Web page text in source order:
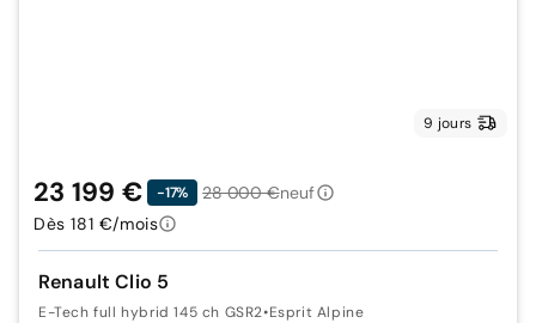
9 jours
Renault Clio 5
E-Tech full hybrid 145 ch GSR2•Esprit Alpine
23 199 € -17% 28 000 €neuf
Dès 181 €/mois